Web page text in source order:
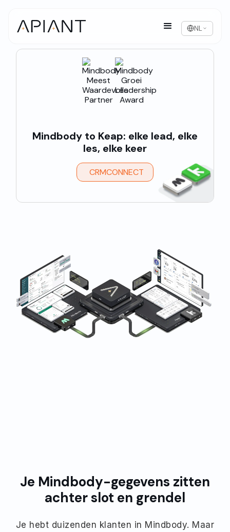
NL
Mindbody to Keap: elke lead, elke
les, elke keer
CRMCONNECT
Je Mindbody-gegevens zitten
achter slot en grendel
Je hebt duizenden klanten in Mindbody. Maar